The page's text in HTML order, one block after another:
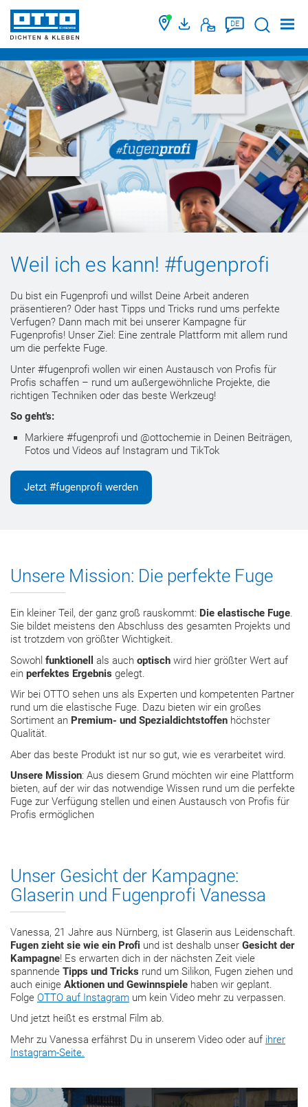
DE Suche
Weil ich es kann! #fugenprofi
Du bist ein Fugenprofi und willst Deine Arbeit anderen
präsentieren? Oder hast Tipps und Tricks rund ums perfekte
Verfugen? Dann mach mit bei unserer Kampagne für
Fugenprofis! Unser Ziel: Eine zentrale Plattform mit allem rund
um die perfekte Fuge.
Unter #fugenprofi wollen wir einen Austausch von Profis für
Profis schaffen – rund um außergewöhnliche Projekte, die
richtigen Techniken oder das beste Werkzeug!
So geht's:
Markiere #fugenprofi und @ottochemie in Deinen Beiträgen,
Fotos und Videos auf Instagram und TikTok
Jetzt #fugenprofi werden
Unsere Mission: Die perfekte Fuge
Ein kleiner Teil, der ganz groß rauskommt: Die elastische Fuge.
Sie bildet meistens den Abschluss des gesamten Projekts und
ist trotzdem von größter Wichtigkeit.
Sowohl funktionell als auch optisch wird hier größter Wert auf
ein perfektes Ergebnis gelegt.
Wir bei OTTO sehen uns als Experten und kompetenten Partner
rund um die elastische Fuge. Dazu bieten wir ein großes
Sortiment an Premium- und Spezialdichtstoffen höchster
Qualität.
Aber das beste Produkt ist nur so gut, wie es verarbeitet wird.
Unsere Mission: Aus diesem Grund möchten wir eine Plattform
bieten, auf der wir das notwendige Wissen rund um die perfekte
Fuge zur Verfügung stellen und einen Austausch von Profis für
Profis ermöglichen
Unser Gesicht der Kampagne:
Glaserin und Fugenprofi Vanessa
Vanessa, 21 Jahre aus Nürnberg, ist Glaserin aus Leidenschaft.
Fugen zieht sie wie ein Profi und ist deshalb unser Gesicht der
Kampagne! Es erwarten dich in der nächsten Zeit viele
spannende Tipps und Tricks rund um Silikon, Fugen ziehen und
auch einige Aktionen und Gewinnspiele haben wir geplant.
Folge OTTO auf Instagram um kein Video mehr zu verpassen.
Und jetzt heißt es erstmal Film ab.
Mehr zu Vanessa erfährst Du in unserem Video oder auf ihrer
Instagram-Seite.